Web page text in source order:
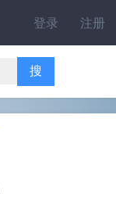
登录 注册
搜